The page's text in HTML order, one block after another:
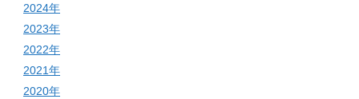
2024年
2023年
2022年
2021年
2020年